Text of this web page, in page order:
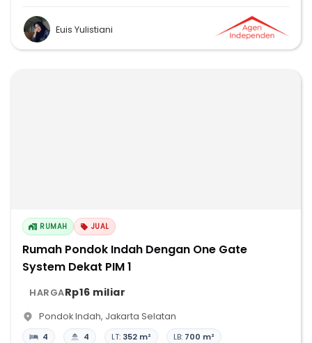
Euis Yulistiani
RUMAH JUAL
Rumah Pondok Indah Dengan One Gate
System Dekat PIM 1
HARGARp16 miliar
Pondok Indah, Jakarta Selatan
4 4 LT: 352 m² LB: 700 m²